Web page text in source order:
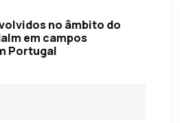
no âmbito do
em campos
Portugal